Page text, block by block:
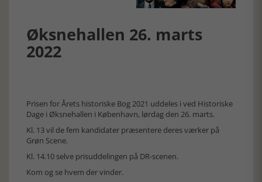
Øksnehallen 26. marts
2022
Prisen for Årets historiske Bog 2021 uddeles i ved Historiske
Dage i Øksnehallen i København, lørdag den 26. marts.
Kl. 13 vil de fem kandidater præsentere deres værker på
Grøn Scene.
Kl. 14.10 selve prisuddelingen på DR-scenen.
Kom og se hvem der vinder.